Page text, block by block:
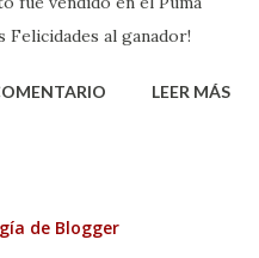
Felicidades al ganador!
LEER MÁS
de Blogger